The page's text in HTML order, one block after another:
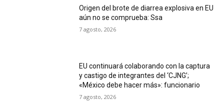
Origen del brote de diarrea explosiva en EU
aún no se comprueba: Ssa
7 agosto, 2026
EU continuará colaborando con la captura
y castigo de integrantes del ‘CJNG’;
«México debe hacer más»: funcionario
7 agosto, 2026